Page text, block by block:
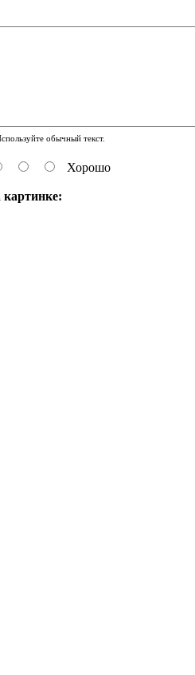
обычный текст.
Хорошо
картинке: